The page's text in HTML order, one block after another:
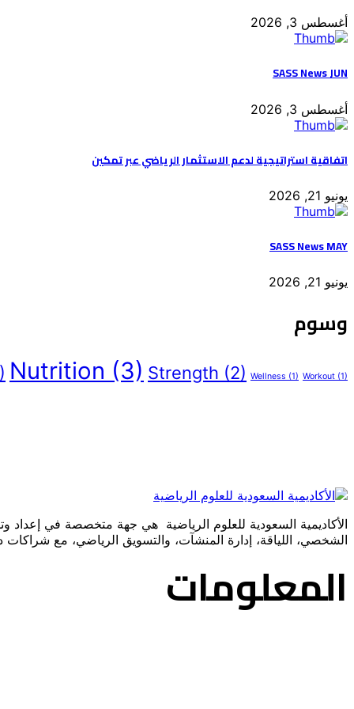
أغسطس 3, 2026
SASS News JUN
أغسطس 3, 2026
اتفاقية استراتيجية لدعم الاستثمار الرياضي عبر تمكين
يونيو 21, 2026
SASS News MAY
يونيو 21, 2026
وسوم
Nutrition (3) Strength (2) Wellness (1) Workout (1)
الشخصي، اللياقة، إدارة المنشآت، والتسويق الرياضي، مع
المعلومات